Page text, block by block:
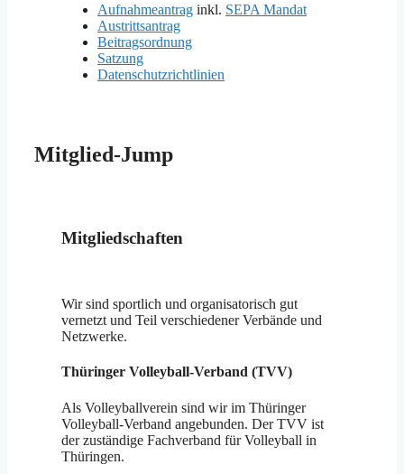
Aufnahmeantrag inkl. SEPA Mandat
Austrittsantrag
Beitragsordnung
Satzung
Datenschutzrichtlinien
Mitglied-Jump
Mitgliedschaften
Wir sind sportlich und organisatorisch gut
vernetzt und Teil verschiedener Verbände und
Netzwerke.
Thüringer Volleyball-Verband (TVV)
Als Volleyballverein sind wir im Thüringer
Volleyball-Verband angebunden. Der TVV ist
der zuständige Fachverband für Volleyball in
Thüringen.